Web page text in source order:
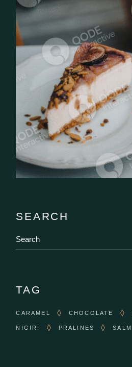
SEARCH
TAG
CARAMEL CHOCOLATE
NIGIRI PRALINES